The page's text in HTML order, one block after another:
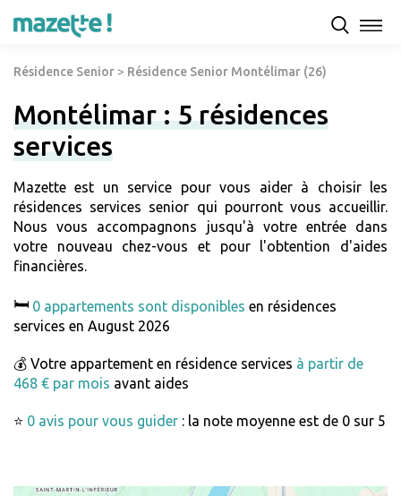
Résidence Senior > Résidence Senior Montélimar (26)
Montélimar : 5 résidences
services
Mazette est un service pour vous aider à choisir les
résidences services senior qui pourront vous accueillir.
Nous vous accompagnons jusqu'à votre entrée dans
votre nouveau chez-vous et pour l'obtention d'aides
financières.
🛏️ 0 appartements sont disponibles en résidences
services en August 2026
💰 Votre appartement en résidence services à partir de
468 € par mois avant aides
⭐ 0 avis pour vous guider : la note moyenne est de 0 sur 5